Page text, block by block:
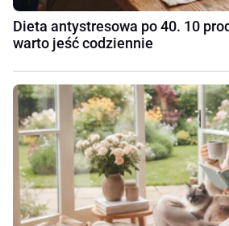
Dieta antystresowa po 40. 10
warto jeść codziennie